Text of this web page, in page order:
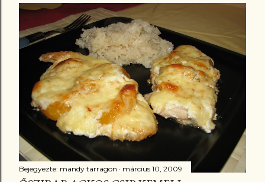
Bejegyezte: mandy tarragon március 10, 2009